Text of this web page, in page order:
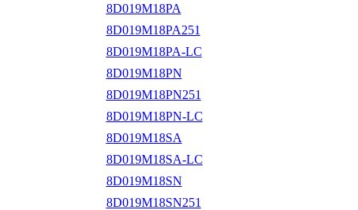
8D019M18PA
8D019M18PA251
8D019M18PA-LC
8D019M18PN
8D019M18PN251
8D019M18PN-LC
8D019M18SA
8D019M18SA-LC
8D019M18SN
8D019M18SN251